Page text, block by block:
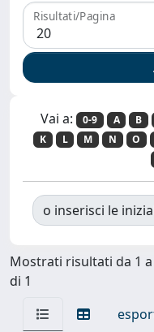
Risultati/Pagina
Vai a: 0-9 A B
K
L M N O
o inserisci le
Mostrati risultati da 1 a
di 1